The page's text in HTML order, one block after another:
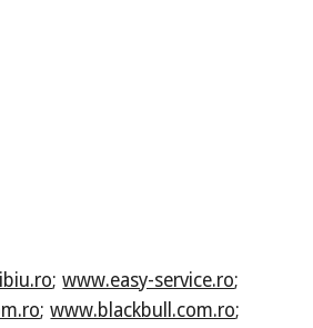
;www.easy-service.ro;
;www.blackbull.com.ro;